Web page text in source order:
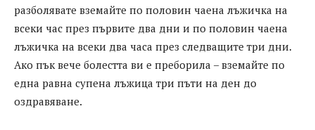
разболявате вземайте по половин чаена лъжичка на
всеки час през първите два дни и по половин чаена
лъжичка на всеки два часа през следващите три дни.
Ако пък вече болестта ви е преборила – вземайте по
една равна супена лъжица три пъти на ден до
оздравяване.